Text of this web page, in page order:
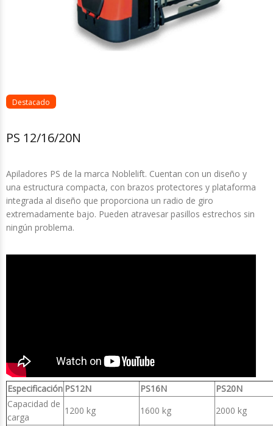
Destacado
PS 12/16/20N
Apiladores PS de la marca Noblelift. Cuentan con un diseño y
una estructura compacta, con brazos protectores y plataforma
integrada al diseño que proporciona un radio de giro
extremadamente bajo. Pueden atravesar pasillos estrechos sin
ningún problema.
Especificación PS12N PS16N
PS20N
Capacidad de
carga
1200 kg 1600 kg
2000 kg